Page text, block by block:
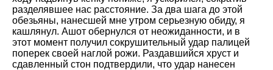
разделявшее нас расстояние. За два шага до этой
обезьяны, нанесшей мне утром серьезную обиду, я
кашлянул. Ашот обернулся от неожиданности, и в
этот момент получил сокрушительный удар палицей
поперек своей наглой рожи. Раздавшийся хруст и
сдавленный стон подтвердили, что удар нанесен